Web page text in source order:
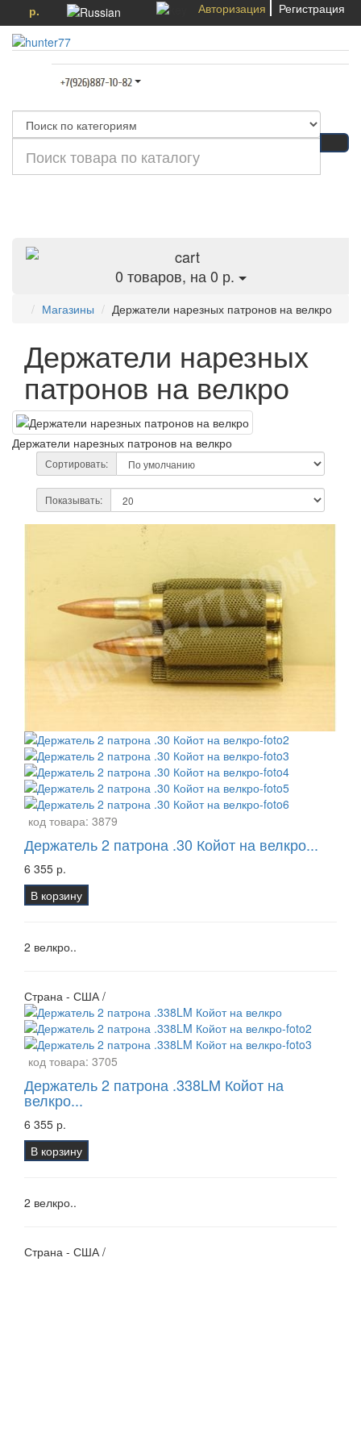
р. Авторизация Регистрация
0 товаров, на 0 р.
Магазины Держатели нарезных патронов на велкро
Держатели нарезных
патронов на велкро
Держатели нарезных патронов на велкро
Сортировать:
Показывать:
код товара: 3879
Держатель 2 патрона .30 Койот на велкро...
6 355 р.
В корзину
2 велкро..
Страна - США /
код товара: 3705
Держатель 2 патрона .338LM Койот на
велкро...
6 355 р.
В корзину
2 велкро..
Страна - США /